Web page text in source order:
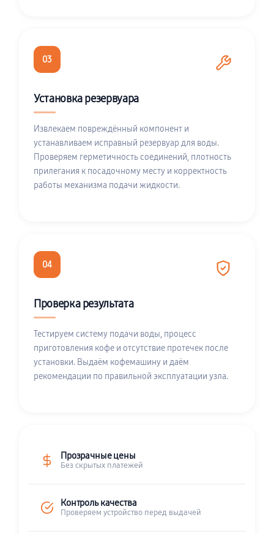
03
Установка резервуара
Извлекаем повреждённый компонент и
устанавливаем исправный резервуар для воды.
Проверяем герметичность соединений, плотность
прилегания к посадочному месту и корректность
работы механизма подачи жидкости.
04
Проверка результата
Тестируем систему подачи воды, процесс
приготовления кофе и отсутствие протечек после
установки. Выдаём кофемашину и даём
рекомендации по правильной эксплуатации узла.
Прозрачные цены
Без скрытых платежей
Контроль качества
Проверяем устройство перед выдачей